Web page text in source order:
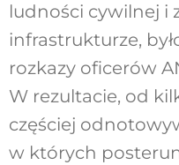
ludności cywilnej i
infrastrukturze,
rozkazy oficerów
W rezultacie, od
częściej
w których